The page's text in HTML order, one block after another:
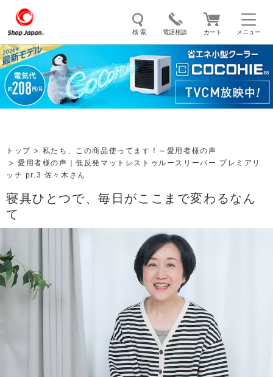
メニュー
検 索 電話相談 カート
トゥルースリーパー ソイリッチ ここひえ 枕
掃除機 クッキングプロ 補聴器 マイキュット
トップ
私たち、この商品使ってます！～愛用者様の声
愛用者様の声｜低反発マットレストゥルースリーパー プレミアリ
ッチ pr.3 佐々木さん
寝具ひとつで、毎日がここまで変わるなん
て